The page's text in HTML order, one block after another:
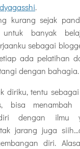
.
kurang sejak
banyak
sebagai
ada pelatihan
dengan bahagia.
diriku, tentu
bisa menambah
diri dengan ilmu
jarang juga
diri.